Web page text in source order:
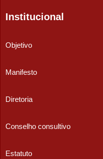
Institucional
Objetivo
Manifesto
Diretoria
Conselho consultivo
Estatuto